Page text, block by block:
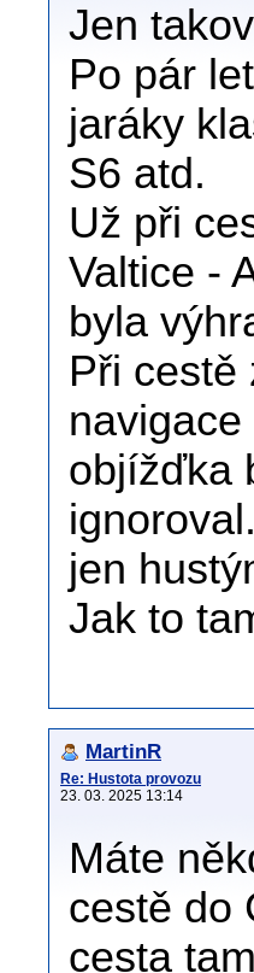
Jen
Po pár
jaráky
S6 atd.
Už při
Valtice -
byla
Při cestě
objížďka
jen
Jak to
MartinR
Re: Hustota provozu
23. 03. 2025 13:14
Máte
cestě do
cesta